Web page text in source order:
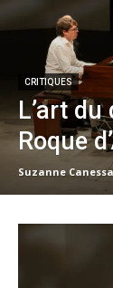
CRITIQUES
L’art du
Roque
Suzanne Canessa